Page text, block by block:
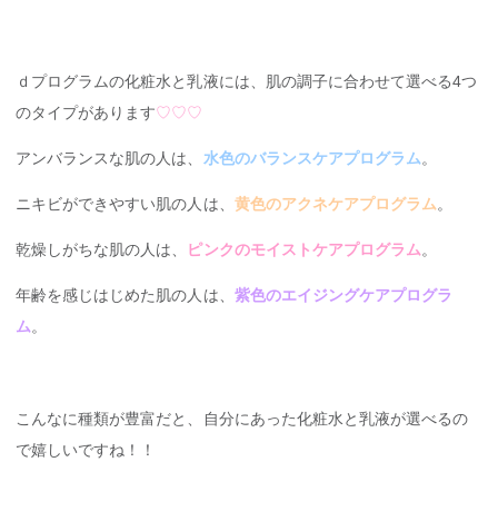
ｄプログラムの化粧水と乳液には、肌の調子に合わせて選べる4つ
のタイプがあります♡♡♡
アンバランスな肌の人は、 水色のバランスケアプログラム。
ニキビができやすい肌の人は、 黄色のアクネケアプログラム。
乾燥しがちな肌の人は、 ピンクのモイストケアプログラム。
年齢を感じはじめた肌の人は、 紫色のエイジングケアプログラ
ム。
こんなに種類が豊富だと、自分にあった化粧水と乳液が選べるの
で嬉しいですね！！